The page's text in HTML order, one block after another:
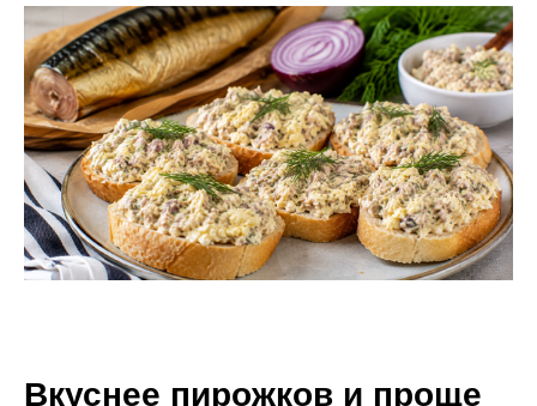
Вкуснее пирожков и проще